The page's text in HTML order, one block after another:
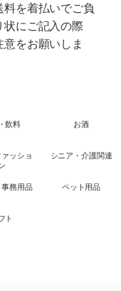
を着払いでご負
にご記入の際
をお願いしま
飲料 お酒
ッショ
シニア・介護関連
務用品 ペット用品
ト